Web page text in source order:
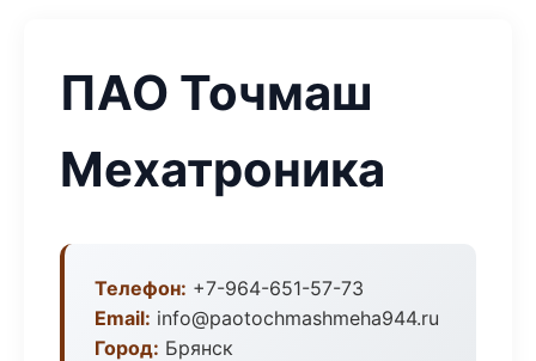
ПАО Точмаш
Мехатроника
Телефон: +7-964-651-57-73
Email: info@paotochmashmeha944.ru
Город: Брянск